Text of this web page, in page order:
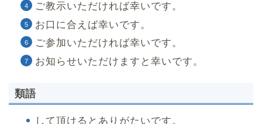
ご教示いただければ幸いです。
お口に合えば幸いです。
ご参加いただければ幸いです。
お知らせいただけますと幸いです。
類語
して頂けるとありがたいです。